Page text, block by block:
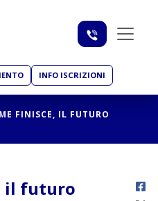
INFO ISCRIZIONI
FINISCE, IL FUTURO
il futuro